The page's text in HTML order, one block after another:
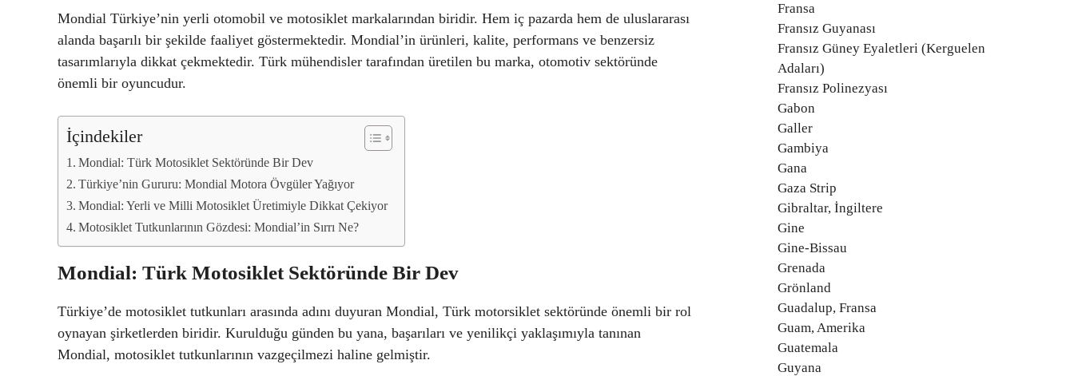
Mondial Türkiye’nin yerli otomobil ve motosiklet markalarından biridir. Hem iç pazarda hem de uluslararası
alanda başarılı bir şekilde faaliyet göstermektedir. Mondial’in ürünleri, kalite, performans ve benzersiz
tasarımlarıyla dikkat çekmektedir. Türk mühendisler tarafından üretilen bu marka, otomotiv sektöründe
önemli bir oyuncudur.
İçindekiler
Mondial: Türk Motosiklet Sektöründe Bir Dev
Türkiye’nin Gururu: Mondial Motora Övgüler Yağıyor
Mondial: Yerli ve Milli Motosiklet Üretimiyle Dikkat Çekiyor
Motosiklet Tutkunlarının Gözdesi: Mondial’in Sırrı Ne?
Mondial: Türk Motosiklet Sektöründe Bir Dev
Türkiye’de motosiklet tutkunları arasında adını duyuran Mondial, Türk motorsiklet sektöründe önemli bir rol
oynayan şirketlerden biridir. Kurulduğu günden bu yana, başarıları ve yenilikçi yaklaşımıyla tanınan
Mondial, motosiklet tutkunlarının vazgeçilmezi haline gelmiştir.
Fransa
Fransız Guyanası
Fransız Güney Eyaletleri (Kerguelen
Adaları)
Fransız Polinezyası
Gabon
Galler
Gambiya
Gana
Gaza Strip
Gibraltar, İngiltere
Gine
Gine-Bissau
Grenada
Grönland
Guadalup, Fransa
Guam, Amerika
Guatemala
Guyana